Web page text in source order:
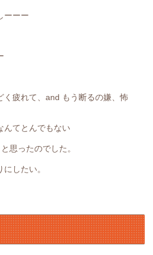
ーーー
く疲れて、and もう断るの嫌、怖
んてとんでもない
思ったのでした。
したい。